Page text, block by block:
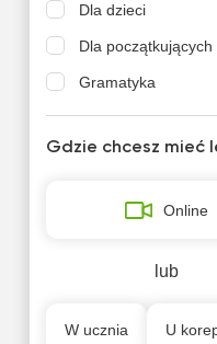
Dla dzieci
Dla początkujących
Gramatyka
IGCSE
Język w biznesie
Native speaker
Gdzie chcesz mieć
Online
lub
W ucznia U